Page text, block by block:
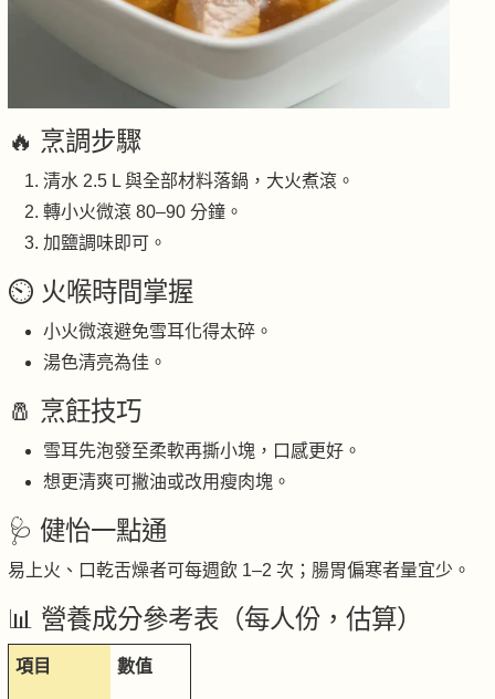
🔥 烹調步驟
清水 2.5 L 與全部材料落鍋，大火煮滾。
轉小火微滾 80–90 分鐘。
加鹽調味即可。
⏲️ 火喉時間掌握
小火微滾避免雪耳化得太碎。
湯色清亮為佳。
🧂 烹飪技巧
雪耳先泡發至柔軟再撕小塊，口感更好。
想更清爽可撇油或改用瘦肉塊。
🩺 健怡一點通
易上火、口乾舌燥者可每週飲 1–2 次；腸胃偏寒者量宜少。
📊 營養成分參考表（每人份，估算）
項目 數值